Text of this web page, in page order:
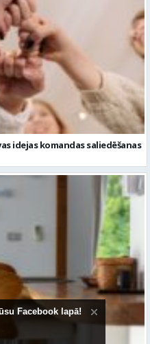
idejas komandas saliedēšanas
Facebook lapā!